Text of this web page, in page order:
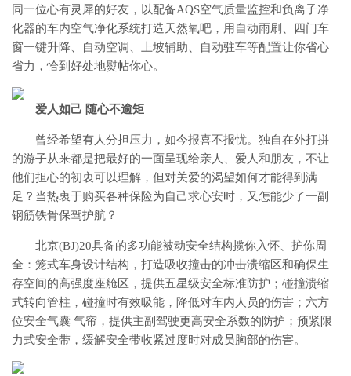
同一位心有灵犀的好友，以配备AQS空气质量监控和负离子净
化器的车内空气净化系统打造天然氧吧，用自动雨刷、四门车
窗一键升降、自动空调、上坡辅助、自动驻车等配置让你省心
省力，恰到好处地熨帖你心。
爱人如己 随心不逾矩
曾经希望有人分担压力，如今报喜不报忧。独自在外打拼
的游子从来都是把最好的一面呈现给亲人、爱人和朋友，不让
他们担心的初衷可以理解，但对关爱的渴望如何才能得到满
足？当热衷于购买各种保险为自己求心安时，又怎能少了一副
钢筋铁骨保驾护航？
北京(BJ)20具备的多功能被动安全结构揽你入怀、护你周
全：笼式车身设计结构，打造吸收撞击的冲击溃缩区和确保生
存空间的高强度座舱区，提供五星级安全标准防护；碰撞溃缩
式转向管柱，碰撞时有效吸能，降低对车内人员的伤害；六方
位安全气囊 气帘，提供主副驾驶更高安全系数的防护；预紧限
力式安全带，缓解安全带收紧过度时对成员胸部的伤害。